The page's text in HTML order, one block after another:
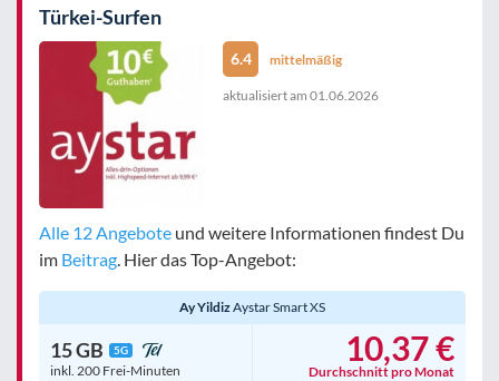
Türkei-Surfen
6.4 mittelmäßig
aktualisiert am 01.06.2026
Alle 12 Angebote und weitere Informationen findest Du
im Beitrag. Hier das Top-Angebot:
Ay YildizAystar Smart XS
15 GB 5G
inkl. 200 Frei-Minuten
10,37 €
Durchschnitt pro Monat